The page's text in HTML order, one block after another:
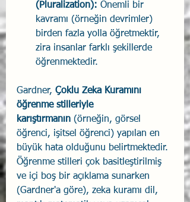
(Pluralization): Önemli bir
kavramı (örneğin devrimler)
birden fazla yolla öğretmektir,
zira insanlar farklı şekillerde
öğrenmektedir.
Gardner, Çoklu Zeka Kuramını
öğrenme stilleriyle
karıştırmanın (örneğin, görsel
öğrenci, işitsel öğrenci) yapılan en
büyük hata olduğunu belirtmektedir.
Öğrenme stilleri çok basitleştirilmiş
ve içi boş bir açıklama sunarken
(Gardner'a göre), zeka kuramı dil,